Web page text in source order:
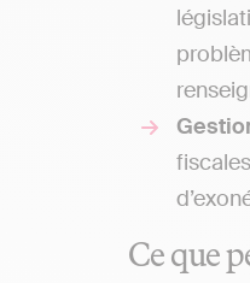
Ce que